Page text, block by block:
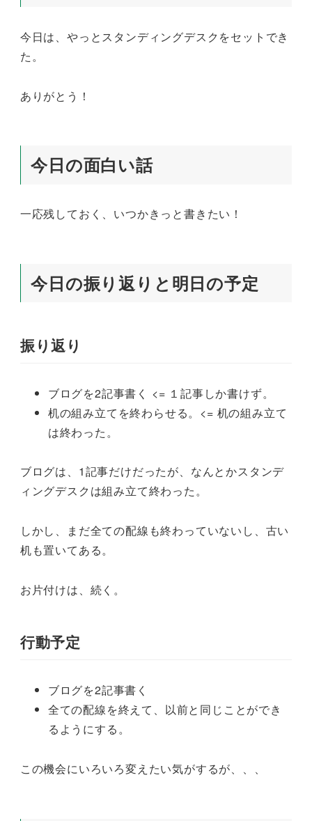
今日は、やっとスタンディングデスクをセットでき
た。
ありがとう！
今日の面白い話
一応残しておく、いつかきっと書きたい！
今日の振り返りと明日の予定
振り返り
ブログを2記事書く <= １記事しか書けず。
机の組み立てを終わらせる。<= 机の組み立て
は終わった。
ブログは、1記事だけだったが、なんとかスタンデ
ィングデスクは組み立て終わった。
しかし、まだ全ての配線も終わっていないし、古い
机も置いてある。
お片付けは、続く。
行動予定
ブログを2記事書く
全ての配線を終えて、以前と同じことができ
るようにする。
この機会にいろいろ変えたい気がするが、、、